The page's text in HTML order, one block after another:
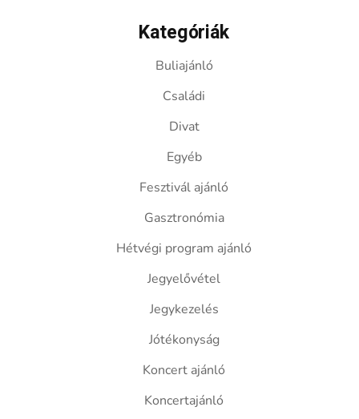
Kategóriák
Buliajánló
Családi
Divat
Egyéb
Fesztivál ajánló
Gasztronómia
Hétvégi program ajánló
Jegyelővétel
Jegykezelés
Jótékonyság
Koncert ajánló
Koncertajánló